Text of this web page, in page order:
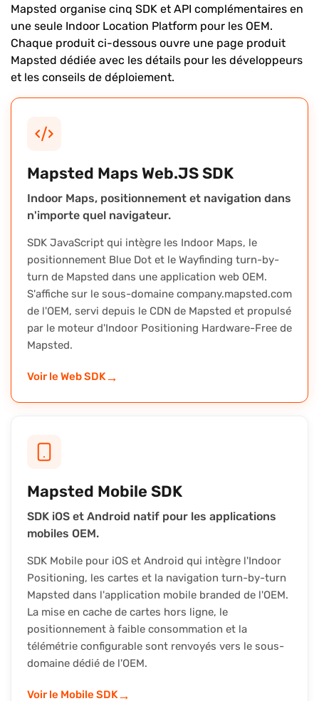
Mapsted organise cinq SDK et API complémentaires en
une seule Indoor Location Platform pour les OEM.
Chaque produit ci-dessous ouvre une page produit
Mapsted dédiée avec les détails pour les développeurs
et les conseils de déploiement.
Mapsted Maps Web.JS SDK
Indoor Maps, positionnement et navigation dans
n'importe quel navigateur.
SDK JavaScript qui intègre les Indoor Maps, le
positionnement Blue Dot et le Wayfinding turn-by-
turn de Mapsted dans une application web OEM.
S'affiche sur le sous-domaine company.mapsted.com
de l'OEM, servi depuis le CDN de Mapsted et propulsé
par le moteur d'Indoor Positioning Hardware-Free de
Mapsted.
Voir le Web SDK→
Mapsted Mobile SDK
SDK iOS et Android natif pour les applications
mobiles OEM.
SDK Mobile pour iOS et Android qui intègre l'Indoor
Positioning, les cartes et la navigation turn-by-turn
Mapsted dans l'application mobile branded de l'OEM.
La mise en cache de cartes hors ligne, le
positionnement à faible consommation et la
télémétrie configurable sont renvoyés vers le sous-
domaine dédié de l'OEM.
Voir le Mobile SDK→